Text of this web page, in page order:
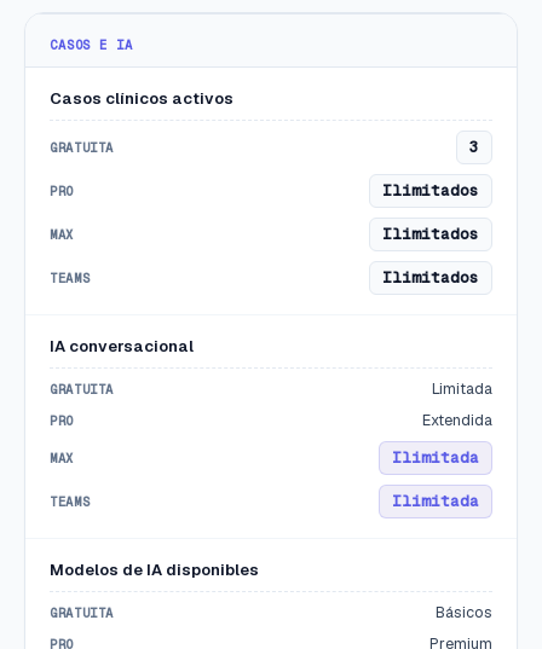
CASOS E IA
Casos clínicos activos
3
Ilimitados
Ilimitados
Ilimitados
IA conversacional
Limitada
Extendida
Ilimitada
Ilimitada
Modelos de IA disponibles
Básicos
Premium